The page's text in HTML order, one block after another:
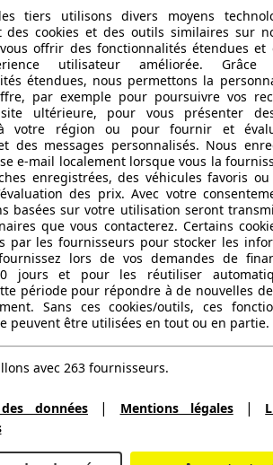
légales
données
iOS
tiers utilisons divers moyens
des cookies et des outils similaires sur
offrir des fonctionnalités étendues et
utilisateur améliorée.
étendues, nous permettons la
par exemple pour poursuivre vos
ultérieure, pour vous présenter
votre région ou pour fournir et
des messages personnalisés. Nous
e-mail localement lorsque vous la
enregistrées, des véhicules favoris
des prix. Avec votre
basées sur votre utilisation seront
que vous contacterez. Certains
par les fournisseurs pour stocker les
lors de vos demandes de
jours et pour les réutiliser
période pour répondre à de nouvelles
Sans ces cookies/outils, ces
peuvent être utilisées en tout ou en partie.
avec 263 fournisseurs.
données | Mentions légales|